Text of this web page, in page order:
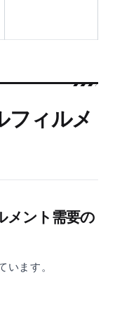
フィルメ
メント需要の
います。